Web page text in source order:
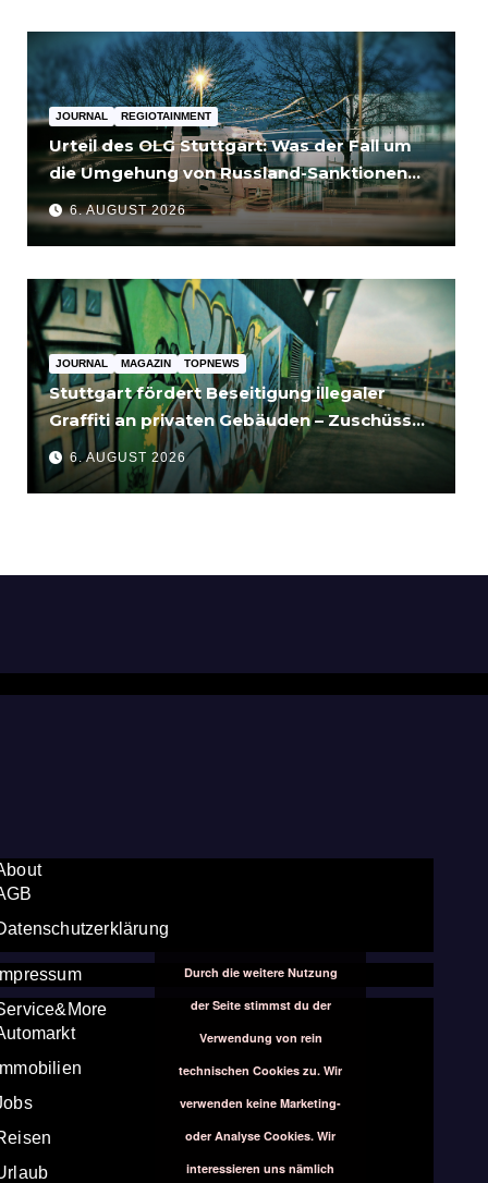
JOURNAL REGIOTAINMENT
Urteil des OLG Stuttgart: Was der Fall um
die Umgehung von Russland-Sanktionen
für Unternehmen bedeutet
6. AUGUST 2026
JOURNAL MAGAZIN TOPNEWS
Stuttgart fördert Beseitigung illegaler
Graffiti an privaten Gebäuden – Zuschüsse
bis 3.500 Euro
6. AUGUST 2026
Durch die weitere Nutzung
der Seite stimmst du der
Verwendung von rein
technischen Cookies zu. Wir
verwenden keine Marketing-
oder Analyse Cookies. Wir
interessieren uns nämlich